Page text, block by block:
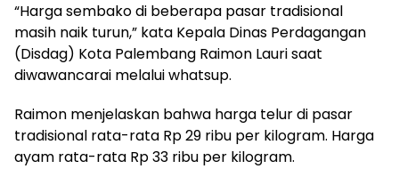
“Harga sembako di beberapa pasar tradisional
masih naik turun,” kata Kepala Dinas Perdagangan
(Disdag) Kota Palembang Raimon Lauri saat
diwawancarai melalui whatsup.
Raimon menjelaskan bahwa harga telur di pasar
tradisional rata-rata Rp 29 ribu per kilogram. Harga
ayam rata-rata Rp 33 ribu per kilogram.